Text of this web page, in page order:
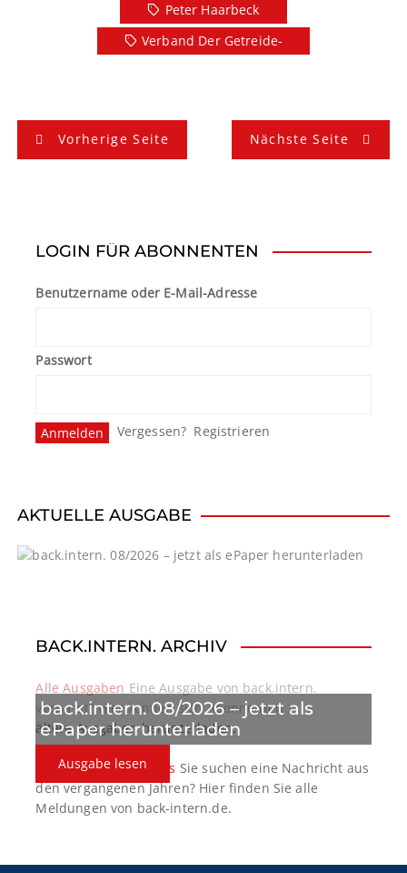
Peter Haarbeck
Verband Der Getreide-
B
e
n
i
g
n
Vorherige Seite Nächste Seite
LOGIN FÜR ABONNENTEN
Benutzername oder E-Mail-Adresse
Passwort
Vergessen? Registrieren
AKTUELLE AUSGABE
back.intern. 08/2026 – jetzt als
ePaper herunterladen
Ausgabe lesen
BACK.INTERN. ARCHIV
Alle Ausgaben Eine Ausgabe von back.intern.
verpasst? Hier können sich Abonnenten
ältere Ausgaben herunterladen.
back.intern. Top-News Sie suchen eine Nachricht aus
den vergangenen Jahren? Hier finden Sie alle
Meldungen von back-intern.de.